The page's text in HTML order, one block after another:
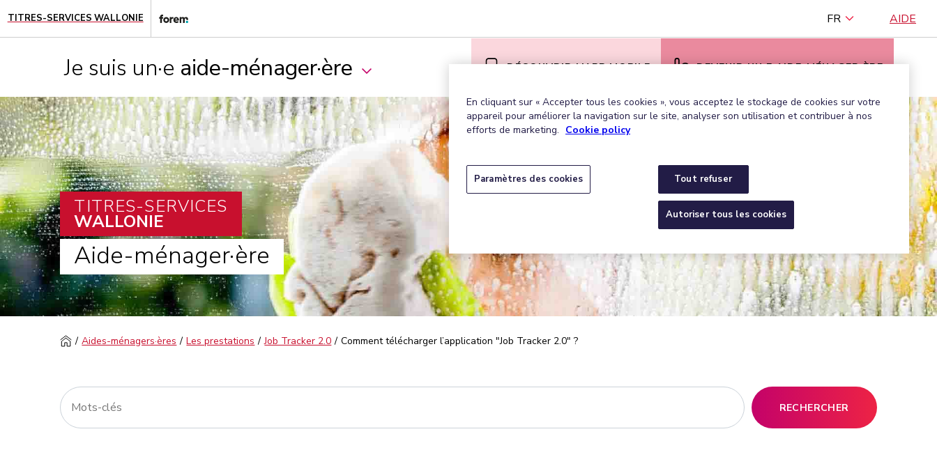
TITRES-SERVICES WALLONIE FR AIDE
Je suis un·e aide-ménager·ère DÉCOUVRIR L’APP MOBILE DEVENIR UN·E AIDE-MÉNAGER·ÈRE
TITRES-SERVICES
WALLONIE
Aide-ménager·ère
Aides-ménagers·ères Les prestations Job Tracker 2.0 Comment télécharger l’application "Job Tracker 2.0" ?
RECHERCHER
En cliquant sur « Accepter tous les cookies », vous acceptez le stockage de cookies sur votre
appareil pour améliorer la navigation sur le site, analyser son utilisation et contribuer à nos
efforts de marketing. Cookie policy
Tout refuser
Autoriser tous les cookies
Paramètres des cookies